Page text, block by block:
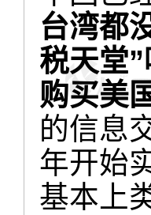
台湾都
税天堂”
购买美
的信息
年开始
基本上